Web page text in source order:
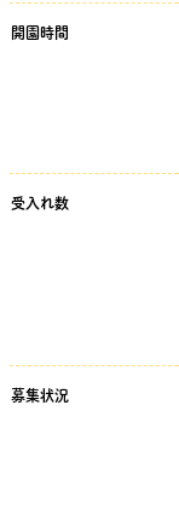
開園時間
受入れ数
募集状況